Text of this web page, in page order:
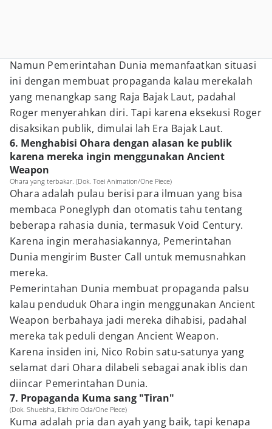
Namun Pemerintahan Dunia memanfaatkan situasi
ini dengan membuat propaganda kalau merekalah
yang menangkap sang Raja Bajak Laut, padahal
Roger menyerahkan diri. Tapi karena eksekusi Roger
disaksikan publik, dimulai lah Era Bajak Laut.
6. Menghabisi Ohara dengan alasan ke publik
karena mereka ingin menggunakan Ancient
Weapon
Ohara yang terbakar. (Dok. Toei Animation/One Piece)
Ohara adalah pulau berisi para ilmuan yang bisa
membaca Poneglyph dan otomatis tahu tentang
beberapa rahasia dunia, termasuk Void Century.
Karena ingin merahasiakannya, Pemerintahan
Dunia mengirim Buster Call untuk memusnahkan
mereka.
Pemerintahan Dunia membuat propaganda palsu
kalau penduduk Ohara ingin menggunakan Ancient
Weapon berbahaya jadi mereka dihabisi, padahal
mereka tak peduli dengan Ancient Weapon.
Karena insiden ini, Nico Robin satu-satunya yang
selamat dari Ohara dilabeli sebagai anak iblis dan
diincar Pemerintahan Dunia.
7. Propaganda Kuma sang "Tiran"
(Dok. Shueisha, Eiichiro Oda/One Piece)
Kuma adalah pria dan ayah yang baik, tapi kenapa